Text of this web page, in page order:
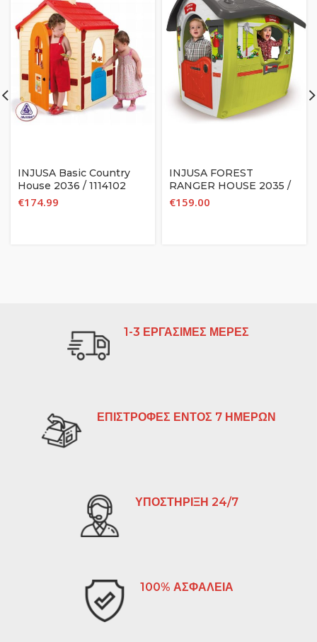
INJUSA Basic Country
House 2036 / 1114102
€174.99
INJUSA FOREST
RANGER HOUSE 2035 /
1114151
€159.00
1-3 ΕΡΓΑΣΙΜΕΣ ΜΕΡΕΣ
ΕΠΙΣΤΡΟΦΕΣ ΕΝΤΟΣ 7 ΗΜΕΡΩΝ
ΥΠΟΣΤΗΡΙΞΗ 24/7
100% ΑΣΦΑΛΕΙΑ